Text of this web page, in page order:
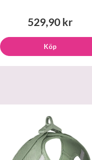
529,90 kr
Köp